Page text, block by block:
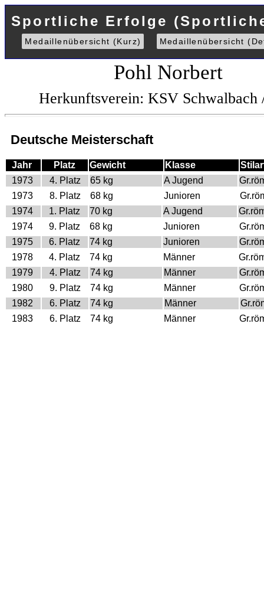
Sportliche Erfolge
Medaillenübersicht (Kurz) Medaillenübersicht
Pohl Norbert
Herkunftsverein: KSV Schwalbach
Deutsche Meisterschaft
Jahr Platz Gewicht Klasse
1973
4. Platz 65 kg A Jugend
1973
8. Platz 68 kg Junioren
1974
1. Platz 70 kg A Jugend
1974
9. Platz 68 kg Junioren
1975
6. Platz 74 kg Junioren
1978
4. Platz 74 kg Männer
1979
4. Platz 74 kg Männer
1980
9. Platz 74 kg Männer
1982
6. Platz 74 kg Männer
1983
6. Platz 74 kg Männer